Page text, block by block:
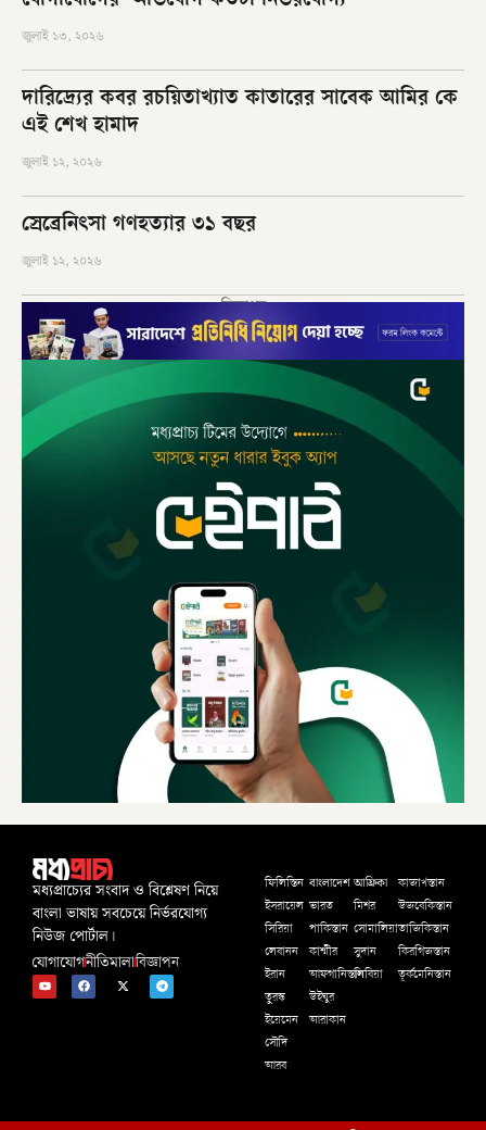
জুলাই ১৩, ২০২৬
দারিদ্র্যের কবর রচয়িতাখ্যাত কাতারের সাবেক আমির কে
এই শেখ হামাদ
জুলাই ১২, ২০২৬
স্রেব্রেনিৎসা গণহত্যার ৩১ বছর
জুলাই ১২, ২০২৬
বিজ্ঞাপন
মধ্যপ্রাচ্যের সংবাদ ও বিশ্লেষণ নিয়ে
বাংলা ভাষায় সবচেয়ে নির্ভরযোগ্য
নিউজ পোর্টাল।
যোগাযোগনীতিমালাবিজ্ঞাপন
ফিলিস্তিন
ইসরায়েল
সিরিয়া
লেবানন
ইরান
তুরস্ক
ইয়েমেন
সৌদি
আরব
বাংলাদেশ
ভারত
পাকিস্তান
কাশ্মীর
আফগানিস্তান
উইঘুর
আরাকান
আফ্রিকা
মিশর
সোমালিয়া
সুদান
লিবিয়া
কাজাখস্তান
উজবেকিস্তান
তাজিকিস্তান
কিরগিজস্তান
তূর্কমেনিস্তান